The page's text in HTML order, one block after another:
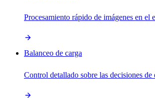
Procesamiento rápido de imágenes en el
Balanceo de carga
Control detallado sobre las decisiones de